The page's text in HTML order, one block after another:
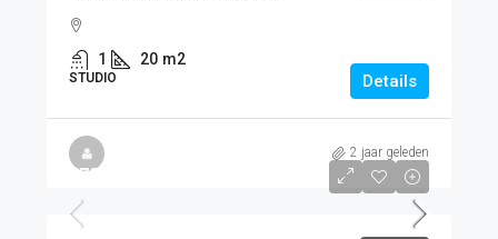
1 20 m2
STUDIO Details
2 jaar geleden
€725